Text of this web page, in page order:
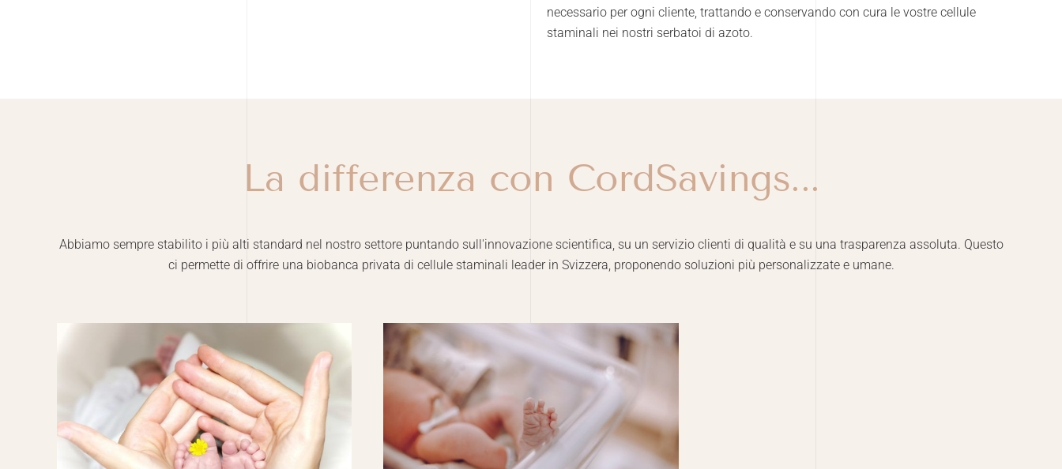
necessario per ogni cliente, trattando e conservando con cura le vostre cellule
staminali nei nostri serbatoi di azoto.
La differenza con CordSavings...
Abbiamo sempre stabilito i più alti standard nel nostro settore puntando sull'innovazione scientifica, su un servizio clienti di qualità e su una trasparenza assoluta. Questo
ci permette di offrire una biobanca privata di cellule staminali leader in Svizzera, proponendo soluzioni più personalizzate e umane.